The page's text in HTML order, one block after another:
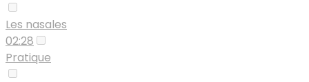
Les nasales
02:28
Pratique